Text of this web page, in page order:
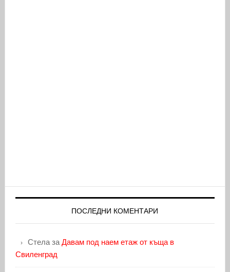
ПОСЛЕДНИ КОМЕНТАРИ
Стелаза Давам под наем етаж от къща в
Свиленград